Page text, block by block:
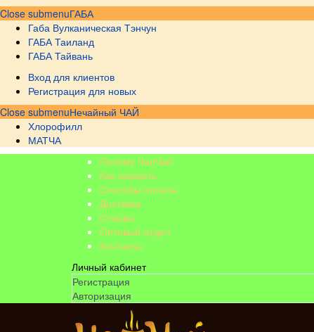
Close submenuГАБА
Габа Вулканическая Тэнчун
ГАБА Таиланд
ГАБА Тайвань
Вход для клиентов
Регистрация для новых
Close submenuНечайный ЧАЙ
Хлорофилл
МАТЧА
Почему ЧаоЧай
Как заказать
Способы оплаты
Доставка
Отзывы
Оптовый отдел
Контакты
Личный кабинет
Регистрация
Авторизация